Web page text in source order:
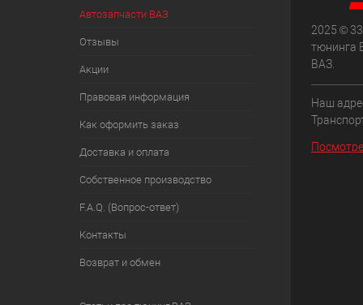
Автозапчасти ВАЗ
Отзывы
Акции
Правовая информация
Как оформить заказ
Доставка и оплата
Собственное производство
F.A.Q. (Вопрос-ответ)
Контакты
Возврат и обмен
2025 ©
тюнинга
ВАЗ.
Наш